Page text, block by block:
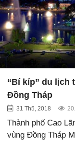
“Bí kíp” du lịch
Đồng Tháp
31 Th5, 2018
Thành phố Cao
vùng Đồng Tháp